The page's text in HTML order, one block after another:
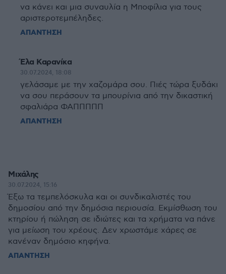
να κάνει και μια συναυλία η Μποφίλια για τους
αριστεροτεμπέληδες.
ΑΠΑΝΤΗΣΗ
Έλα Καρανίκα
30.07.2024, 18:08
γελάσαμε με την χαζομάρα σου. Πιές τώρα ξυδάκι
να σου περάσουν τα μπουρίνια από την δικαστική
σφαλιάρα ΦΑΠΠΠΠΠ
ΑΠΑΝΤΗΣΗ
Μιχάλης
30.07.2024, 15:16
Έξω τα τεμπελόσκυλα και οι συνδικαλιστές του
δημοσίου από την δημόσια περιουσία. Εκμίσθωση του
κτηρίου ή πώληση σε ιδιώτες και τα χρήματα να πάνε
για μείωση του χρέους. Δεν χρωστάμε χάρες σε
κανέναν δημόσιο κηφήνα.
ΑΠΑΝΤΗΣΗ